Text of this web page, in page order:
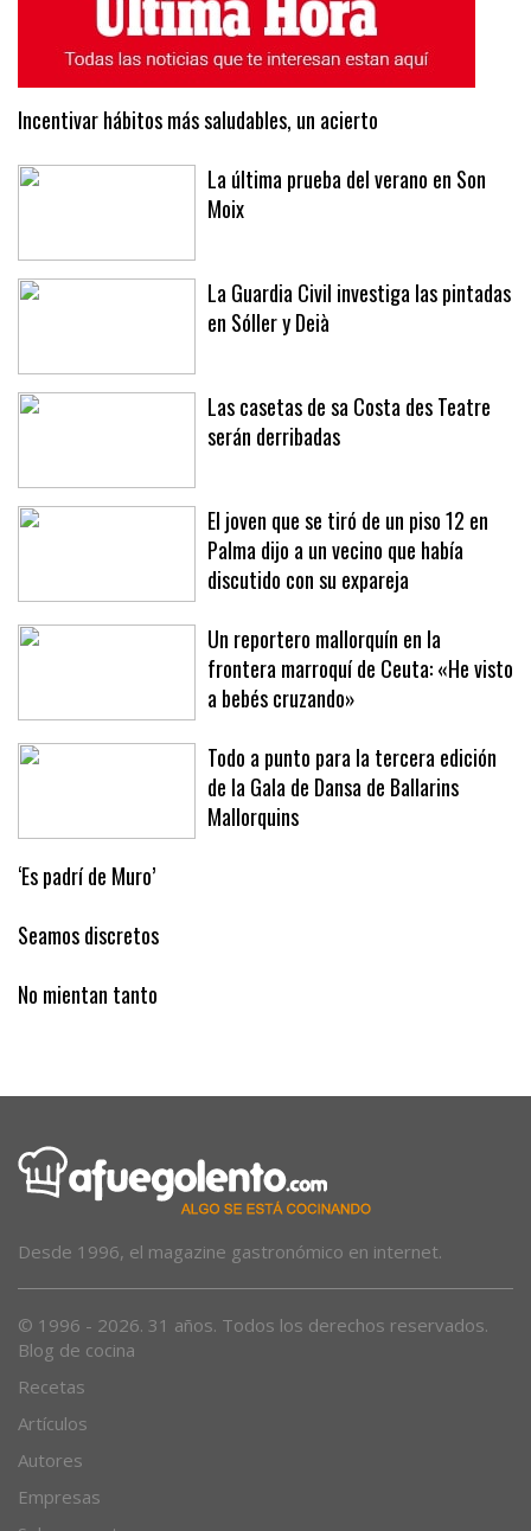
Incentivar hábitos más saludables, un acierto
La última prueba del verano en Son
Moix
La Guardia Civil investiga las pintadas
en Sóller y Deià
Las casetas de sa Costa des Teatre
serán derribadas
El joven que se tiró de un piso 12 en
Palma dijo a un vecino que había
discutido con su expareja
Un reportero mallorquín en la
frontera marroquí de Ceuta: «He visto
a bebés cruzando»
Todo a punto para la tercera edición
de la Gala de Dansa de Ballarins
Mallorquins
‘Es padrí de Muro’
Seamos discretos
No mientan tanto
Desde 1996, el magazine gastronómico en internet.
© 1996 - 2026. 31 años. Todos los derechos reservados.
Blog de cocina
Recetas
Artículos
Autores
Empresas